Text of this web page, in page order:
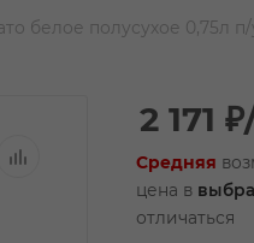
белое полусухое 0,75л п/
2 171 ₽
Средняя
цена в
отличаться